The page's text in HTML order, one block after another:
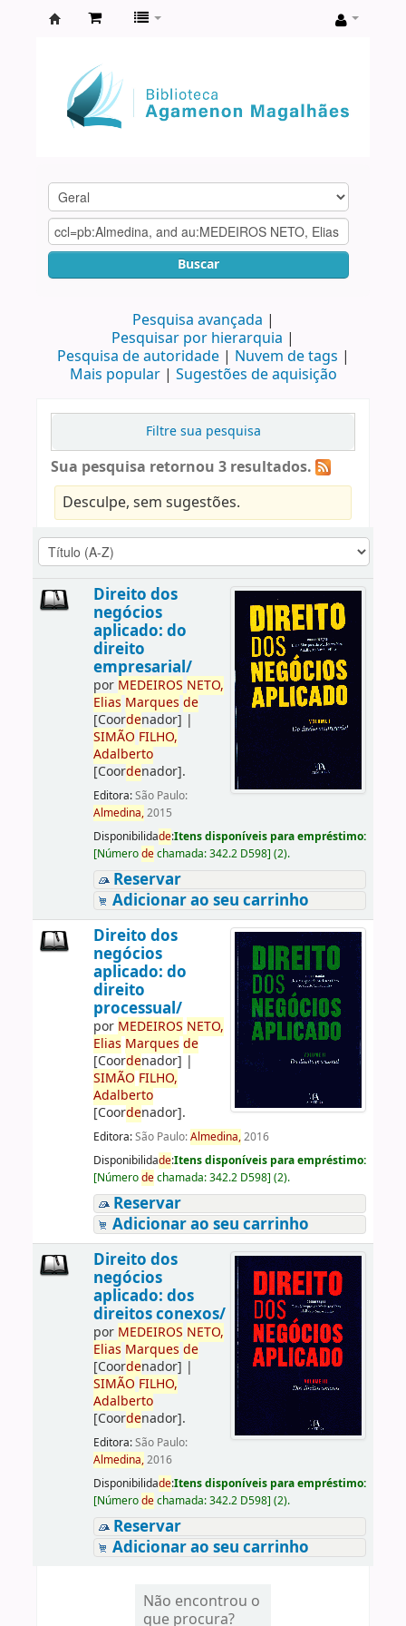
Agamenon
Magalhães
Buscar
Pesquisa avançada
Pesquisar por hierarquia
Pesquisa de autoridade
Nuvem de tags
Mais popular
Sugestões de aquisição
Filtre sua pesquisa
Sua pesquisa retornou 3 resultados.
Desculpe, sem sugestões.
Direito dos
negócios
aplicado: do
direito
empresarial/
por MEDEIROS NETO,
Elias Marques de
[Coordenador] |
SIMÃO FILHO,
Adalberto
[Coordenador].
Editora:São Paulo:
Almedina,2015
Disponibilidade:Itens disponíveis para empréstimo:
[Númerodechamada:342.2 D598] (2).
Reservar
Adicionar ao seu carrinho
Direito dos
negócios
aplicado: do
direito
processual/
por MEDEIROS NETO,
Elias Marques de
[Coordenador] |
SIMÃO FILHO,
Adalberto
[Coordenador].
Editora:São Paulo:Almedina,2016
Disponibilidade:Itens disponíveis para empréstimo:
[Númerodechamada:342.2 D598] (2).
Reservar
Adicionar ao seu carrinho
Direito dos
negócios
aplicado: dos
direitos conexos/
por MEDEIROS NETO,
Elias Marques de
[Coordenador] |
SIMÃO FILHO,
Adalberto
[Coordenador].
Editora:São Paulo:
Almedina,2016
Disponibilidade:Itens disponíveis para empréstimo:
[Númerodechamada:342.2 D598] (2).
Reservar
Adicionar ao seu carrinho
Não encontrou o
que procura?